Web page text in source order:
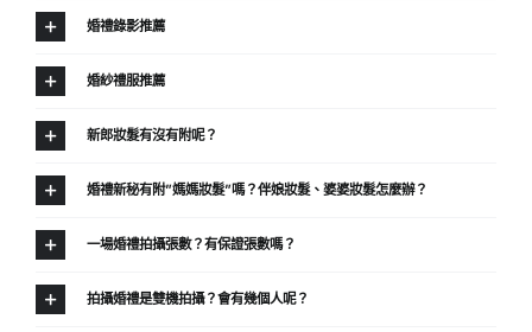
婚禮錄影推薦
婚紗禮服推薦
新郎妝髮有沒有附呢？
婚禮新秘有附”媽媽妝髮”嗎？伴娘妝髮、婆婆妝髮怎麼辦？
一場婚禮拍攝張數？有保證張數嗎？
拍攝婚禮是雙機拍攝？會有幾個人呢？